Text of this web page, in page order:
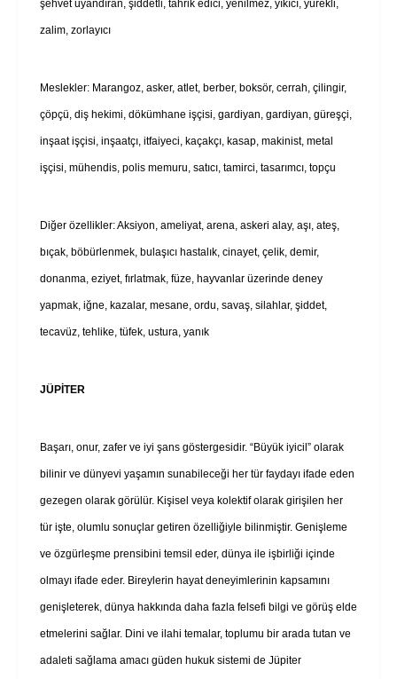
şehvet uyandıran, şiddetli, tahrik edici, yenilmez, yıkıcı, yürekli,
zalim, zorlayıcı
Meslekler: Marangoz, asker, atlet, berber, boksör, cerrah, çilingir,
çöpçü, diş hekimi, dökümhane işçisi, gardiyan, gardiyan, güreşçi,
inşaat işçisi, inşaatçı, itfaiyeci, kaçakçı, kasap, makinist, metal
işçisi, mühendis, polis memuru, satıcı, tamirci, tasarımcı, topçu
Diğer özellikler: Aksiyon, ameliyat, arena, askeri alay, aşı, ateş,
bıçak, böbürlenmek, bulaşıcı hastalık, cinayet, çelik, demir,
donanma, eziyet, fırlatmak, füze, hayvanlar üzerinde deney
yapmak, iğne, kazalar, mesane, ordu, savaş, silahlar, şiddet,
tecavüz, tehlike, tüfek, ustura, yanık
JÜPİTER
Başarı, onur, zafer ve iyi şans göstergesidir. “Büyük iyicil” olarak
bilinir ve dünyevi yaşamın sunabileceği her tür faydayı ifade eden
gezegen olarak görülür. Kişisel veya kolektif olarak girişilen her
tür işte, olumlu sonuçlar getiren özelliğiyle bilinmiştir. Genişleme
ve özgürleşme prensibini temsil eder, dünya ile işbirliği içinde
olmayı ifade eder. Bireylerin hayat deneyimlerinin kapsamını
genişleterek, dünya hakkında daha fazla felsefi bilgi ve görüş elde
etmelerini sağlar. Dini ve ilahi temalar, toplumu bir arada tutan ve
adaleti sağlama amacı güden hukuk sistemi de Jüpiter